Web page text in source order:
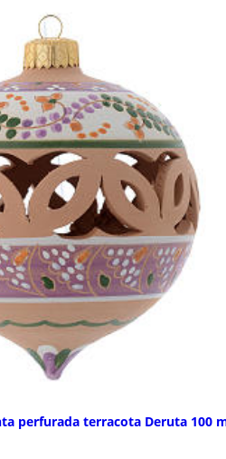
perfurada terracota Deruta 100